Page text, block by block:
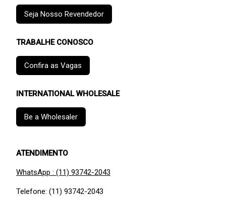
Seja Nosso Revendedor
TRABALHE CONOSCO
Confira as Vagas
INTERNATIONAL WHOLESALE
Be a Wholesaler
ATENDIMENTO
WhatsApp : (11) 93742-2043
Telefone: (11) 93742-2043